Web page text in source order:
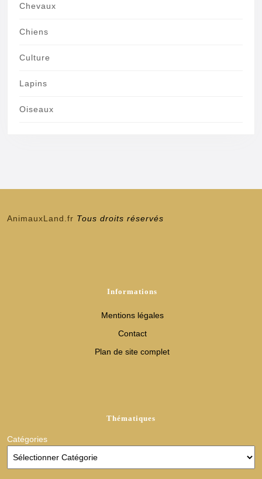
Chevaux
Chiens
Culture
Lapins
Oiseaux
AnimauxLand.fr Tous droits réservés
Informations
Mentions légales
Contact
Plan de site complet
Thématiques
Catégories